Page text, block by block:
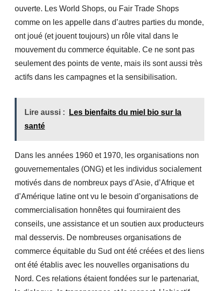
ouverte. Les World Shops, ou Fair Trade Shops
comme on les appelle dans d’autres parties du monde,
ont joué (et jouent toujours) un rôle vital dans le
mouvement du commerce équitable. Ce ne sont pas
seulement des points de vente, mais ils sont aussi très
actifs dans les campagnes et la sensibilisation.
Lire aussi :
Les bienfaits du miel bio sur la
santé
Dans les années 1960 et 1970, les organisations non
gouvernementales (ONG) et les individus socialement
motivés dans de nombreux pays d’Asie, d’Afrique et
d’Amérique latine ont vu le besoin d’organisations de
commercialisation honnêtes qui fourniraient des
conseils, une assistance et un soutien aux producteurs
mal desservis. De nombreuses organisations de
commerce équitable du Sud ont été créées et des liens
ont été établis avec les nouvelles organisations du
Nord. Ces relations étaient fondées sur le partenariat,